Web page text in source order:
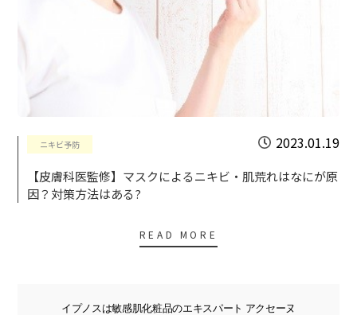
ニキビ予防 2023.01.19
【皮膚科医監修】マスクによるニキビ・肌荒れはなにが原
因？対策方法はある?
READ MORE
イプノスは敏感肌化粧品のエキスパート アクセーヌ